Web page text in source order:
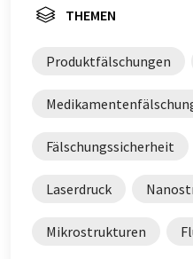
THEMEN
Produktfälschungen
Fälschungssicherheit
Laserdruck
Mikrostrukturen